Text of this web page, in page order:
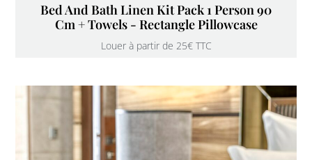
Bed And Bath Linen Kit Pack 1 Person 90
Cm + Towels - Rectangle Pillowcase
Louer à partir de 25€ TTC